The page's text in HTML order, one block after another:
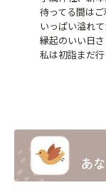
待ってる間は
いっぱい溢れ
縁起のいい日
私は初詣まだ